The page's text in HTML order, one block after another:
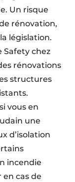
Un risque
rénovation,
législation.
Safety chez
rénovations
structures
vous en
une
d’isolation
incendie
cas de